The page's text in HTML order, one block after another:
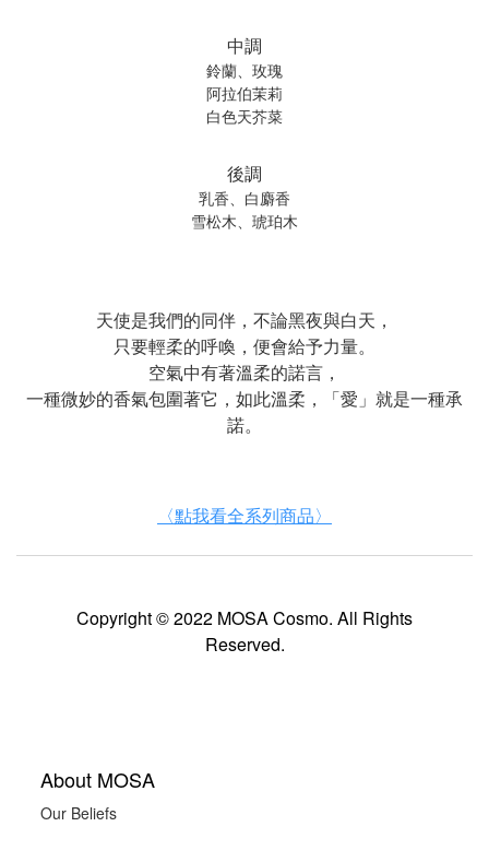
中調
鈴蘭、玫瑰
阿拉伯茉莉
白色天芥菜
後調
乳香、白麝香
雪松木、琥珀木
天使是我們的同伴，不論黑夜與白天，
只要輕柔的呼喚，便會給予力量。
空氣中有著溫柔的諾言，
一種微妙的香氣包圍著它，如此溫柔，「愛」就是一種承
諾。
〈點我看全系列商品〉
Copyright © 2022 MOSA Cosmo. All Rights
Reserved.
About MOSA
Our Beliefs